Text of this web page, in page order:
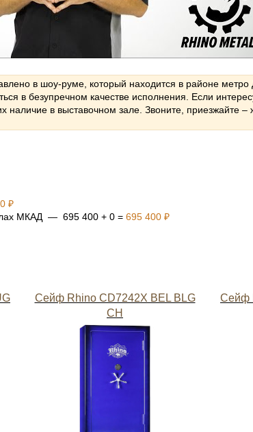
в шоу-руме, который находится в районе
в безупречном качестве исполнения. Если
наличие в выставочном зале. Звоните, приезжайте –
₽
МКАД — 695 400 + 0 = 695 400 ₽
Сейф Rhino CD7242X BEL BLG
CH
Сейф